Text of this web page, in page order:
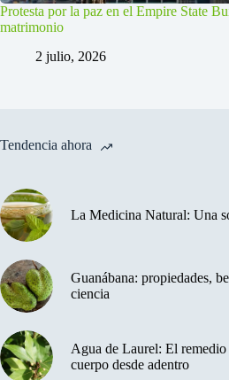
Protesta por la paz en el Empire State
matrimonio
2 julio, 2026
Tendencia ahora
La Medicina Natural: Una
Guanábana: propiedades,
ciencia
Agua de Laurel: El
cuerpo desde adentro